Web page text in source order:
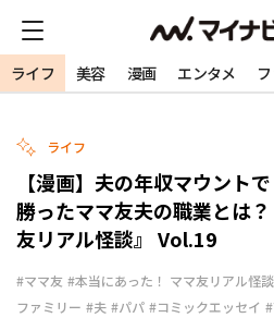
ライフ 美容 漫画 エンタメ
ライフ
【漫画】夫の年収マウント
勝ったママ友夫の職業とは
友リアル怪談』 Vol.19
#ママ友 #本当にあった！ ママ友リアル怪談
ファミリー #夫 #パパ #コミックエッセイ